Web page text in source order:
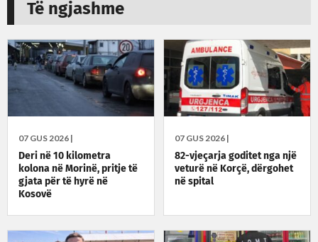
Të ngjashme
07 GUS 2026 |
Deri në 10 kilometra
kolona në Morinë, pritje të
gjata për të hyrë në
Kosovë
07 GUS 2026 |
82-vjeçarja goditet nga një
veturë në Korçë, dërgohet
në spital